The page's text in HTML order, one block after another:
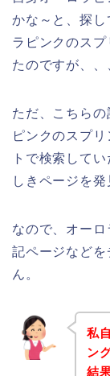
かな～と、探し
ラピンクのス
たのですが、、
ただ、こちら
ピンクのスプ
トで検索して
しきページを
なので、オー
記ページなど
ん。
私
ン
結